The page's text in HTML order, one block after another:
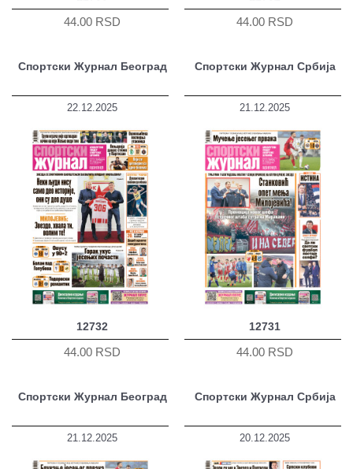
44.00 RSD 44.00 RSD
Спортски Журнал Београд
22.12.2025
12732
44.00 RSD
Спортски Журнал Србија
21.12.2025
12731
44.00 RSD
Спортски Журнал Београд
21.12.2025
Спортски Журнал Србија
20.12.2025